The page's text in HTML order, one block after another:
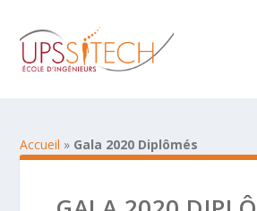
Accueil » Gala 2020 Diplômés